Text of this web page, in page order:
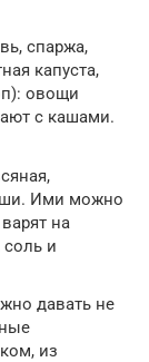
спаржа,
капуста,
овощи
с кашами.
Ими можно
на
соль и
давать не
из